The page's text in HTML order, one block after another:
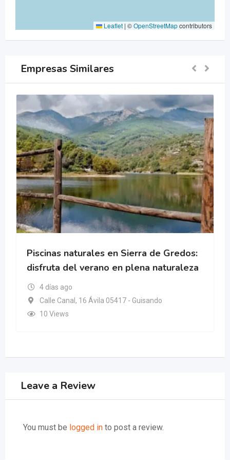
Leaflet | ©OpenStreetMapcontributors
Empresas Similares
Piscinas naturales en Sierra de Gredos:
disfruta del verano en plena naturaleza
4 días ago
Calle Canal, 16 Ávila 05417 - Guisando
10 Views
Leave a Review
You must be logged in to post a review.